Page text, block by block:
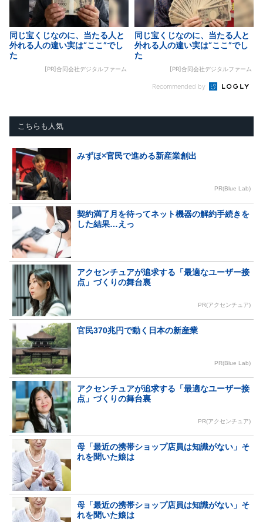
同じ宝くじなのに、当たる人と
外れる人の違い実は“ここ”でし
た
[PR]合同会社デジタルファーム
同じ宝くじなのに、当たる人と
外れる人の違い実は“ここ”でし
た
[PR]合同会社デジタルファーム
Recommended by
こちらも人気
みずほ×官民で進める新産業創出
PR(Blue Lab)
契約満了月を待ってネット機器の解約手続きを
した結果…えっ
アクセンチュアが追求する「最適なユーザー接
点」づくりの舞台裏
PR(アクセンチュア)
官民370兆円で動く日本の新産業
PR(Blue Lab)
アクセンチュアが追求する「最適なユーザー接
点」づくりの舞台裏
PR(アクセンチュア)
母「最近の携帯ショップ店員は知識がない」そ
れを聞いた娘は
母「最近の携帯ショップ店員は知識がない」そ
れを聞いた娘は